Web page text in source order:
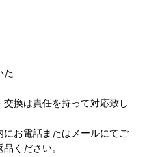
た
交換は責任を持って対応致し
お電話またはメールにてご
ください。